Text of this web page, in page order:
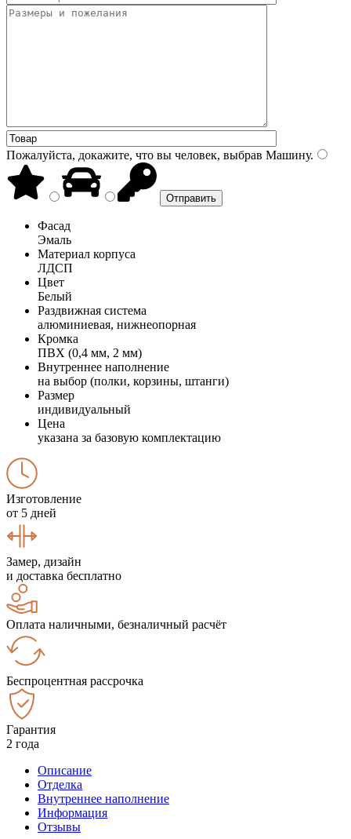
Пожалуйста, докажите, что вы человек, выбрав Машину.
Фасад
Эмаль
Материал корпуса
ЛДСП
Цвет
Белый
Раздвижная система
алюминиевая, нижнеопорная
Кромка
ПВХ (0,4 мм, 2 мм)
Внутреннее наполнение
на выбор (полки, корзины, штанги)
Размер
индивидуальный
Цена
указана за базовую комплектацию
Изготовление
от 5 дней
Замер, дизайн
и доставка бесплатно
Оплата наличными, безналичный расчёт
Беспроцентная рассрочка
Гарантия
2 года
Описание
Отделка
Внутреннее наполнение
Информация
Отзывы